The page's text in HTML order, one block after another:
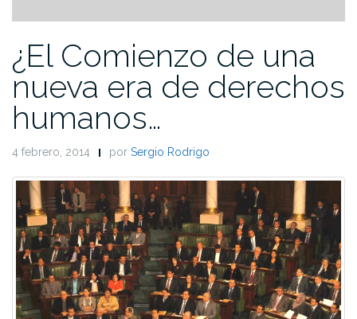
¿El Comienzo de una
nueva era de derechos
humanos…
4 febrero, 2014 por Sergio Rodrigo